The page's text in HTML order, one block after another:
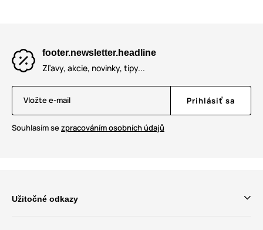
footer.newsletter.headline
Zľavy, akcie, novinky, tipy...
Vložte e-mail Prihlásiť sa
Souhlasím sezpracováním osobních údajů
Užitočné odkazy